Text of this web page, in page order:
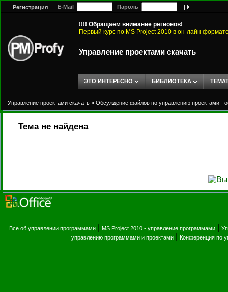
Регистрация E-Mail Пароль
!!!! Обращаем внимание регионов!
Первый курс по MS Project 2010 в он-лайн
Управление проектами скачать
ЭТО ИНТЕРЕСНО БИБЛИОТЕКА
Управление проектами скачать » Обсуждение файлов по управлению проектами -
Тема не найдена
Все об управлении программами MS Project 2010 - управление программами
управлению программами и проектами| Конференция по